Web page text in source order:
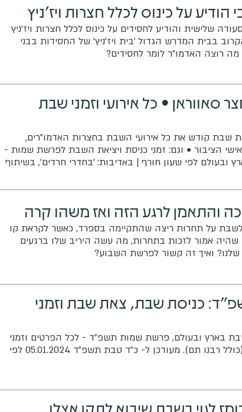
הודיע על כינוס לכלל חצרות ויז'ניץ
שלישית והודיע לחסידים על כינוס לכלל חצרות ויז'ניץ
הקרוב בבית המדרש הגדול 'בית ויז'ניץ' של החסידות בבני
רוצה האדמו"ר לומר לחסידים?
סאווראן • כל אירועי וזמני שבת
שבת קודש את כל אירועי השבת בחצרות האדמו"רים,
הציבור • וגם: זמני כניסת ויציאת השבת לפרשת שמות -
לפי שעון חורף | באדיבות: 'בחדרי חרדים', בשיתוף
והתאמן לרגע הזה ואז משהו קרה
על תחרות ריצה שהתקיימה בספרד, כאשר לקראת קו
אמור לזכות בתחרות, מה עשה היריב שלו ברגעים
שלנו? ואיך זה קשור לפרשת השבוע?
כניסת שבת, צאת שבת וזמני
בארץ ובעולם, פרשת שמות תשפ"ד - לכל הפרטים וזמני
הדלקת הנרות והבדלה (כולל רבנו תם). מעודכן ל- כ"ד טבת תשפ"ד 05.01.2024 לפי
לגוי בשבת שיבוא לתקן אצלו